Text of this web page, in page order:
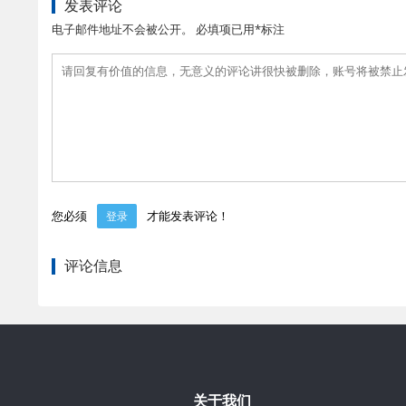
发表评论
电子邮件地址不会被公开。 必填项已用*标注
您必须 登录 才能发表评论！
评论信息
关于我们